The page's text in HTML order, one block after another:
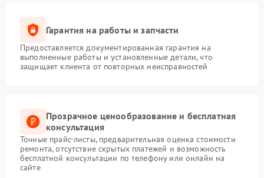
Гарантия на работы и запчасти
Предоставляется документированная гарантия на
выполненные работы и установленные детали, что
защищает клиента от повторных неисправностей
Прозрачное ценообразование и бесплатная
консультация
Точные прайс-листы, предварительная оценка стоимости
ремонта, отсутствие скрытых платежей и возможность
бесплатной консультации по телефону или онлайн на
сайте